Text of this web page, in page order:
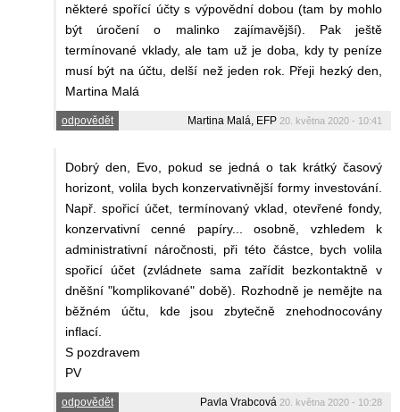
některé spořící účty s výpovědní dobou (tam by mohlo
být úročení o malinko zajímavější). Pak ještě
termínované vklady, ale tam už je doba, kdy ty peníze
musí být na účtu, delší než jeden rok. Přeji hezký den,
Martina Malá
odpovědět Martina Malá, EFP 20. května 2020 - 10:41
Dobrý den, Evo, pokud se jedná o tak krátký časový
horizont, volila bych konzervativnější formy investování.
Např. spořicí účet, termínovaný vklad, otevřené fondy,
konzervativní cenné papíry... osobně, vzhledem k
administrativní náročnosti, při této částce, bych volila
spořicí účet (zvládnete sama zařídit bezkontaktně v
dněšní "komplikované" době). Rozhodně je nemějte na
běžném účtu, kde jsou zbytečně znehodnocovány
inflací.
S pozdravem
PV
odpovědět Pavla Vrabcová 20. května 2020 - 10:28